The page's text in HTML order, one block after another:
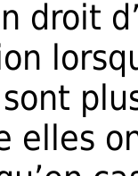
droit
elles